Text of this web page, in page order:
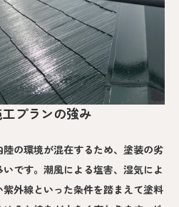
プランの強み
の環境が混在するため、塗装の劣
です。潮風による塩害、湿気によ
外線といった条件を踏まえて塗料